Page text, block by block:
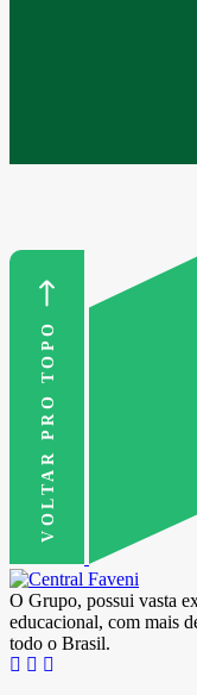
VOLTAR PRO TOPO
O Grupo, possui vasta
educacional, com mais
todo o Brasil.